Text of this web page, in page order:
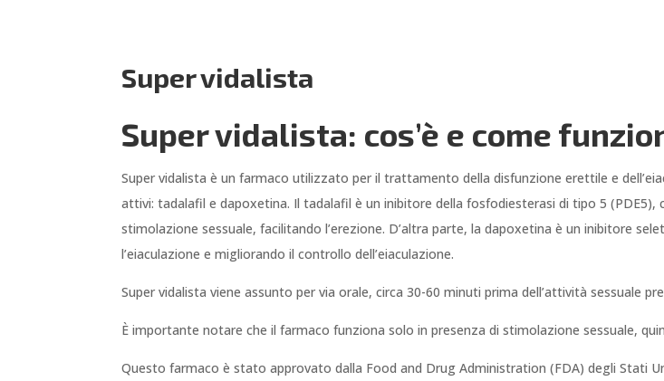
Super vidalista
Super vidalista: cos’è e come
Super vidalista è un farmaco utilizzato per il trattamento della disfunzione erettile e
attivi: tadalafil e dapoxetina. Il tadalafil è un inibitore della fosfodiesterasi di tipo 5
stimolazione sessuale, facilitando l’erezione. D’altra parte, la dapoxetina è un inibitore
l’eiaculazione e migliorando il controllo dell’eiaculazione.
Super vidalista viene assunto per via orale, circa 30-60 minuti prima dell’attività sessuale
È importante notare che il farmaco funziona solo in presenza di stimolazione sessuale,
Questo farmaco è stato approvato dalla Food and Drug Administration (FDA) degli Stati